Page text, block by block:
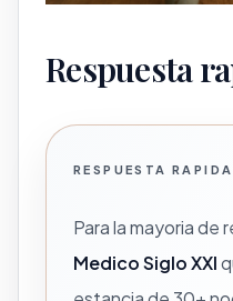
Respuesta
RESPUESTA RAPIDA
Para la mayoria de
Medico Siglo XXI